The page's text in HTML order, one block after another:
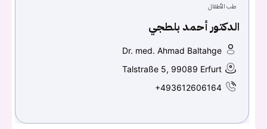
طب الأطفال
الدكتور أحمد بلطجي
Dr. med. Ahmad Baltahge
Talstraße 5, 99089 Erfurt
+493612606164